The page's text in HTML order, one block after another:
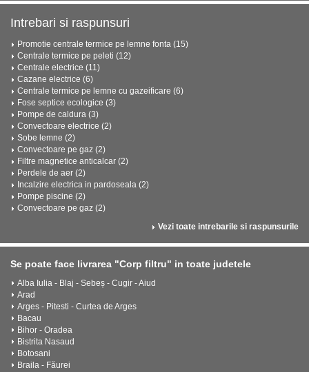
Intrebari si raspunsuri
Promotie centrale termice pe lemne fonta (15)
Centrale termice pe peleti (12)
Centrale electrice (11)
Cazane electrice (6)
Centrale termice pe lemne cu gazeificare (6)
Fose septice ecologice (3)
Pompe de caldura (3)
Convectoare electrice (2)
Sobe lemne (2)
Convectoare pe gaz (2)
Filtre magnetice anticalcar (2)
Perdele de aer (2)
Incalzire electrica in pardoseala (2)
Pompe piscine (2)
Convectoare pe gaz (2)
Vezi toate intrebarile si raspunsurile
Se poate face livrarea "Corp filtru" in toate judetele
Alba Iulia - Blaj - Sebeș - Cugir - Aiud
Arad
Arges - Pitesti - Curtea de Arges
Bacau
Bihor - Oradea
Bistrita Nasaud
Botosani
Braila - Făurei